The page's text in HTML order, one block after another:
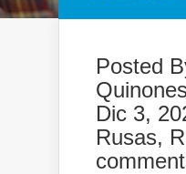
Posted
Dic 3,
Rusas,